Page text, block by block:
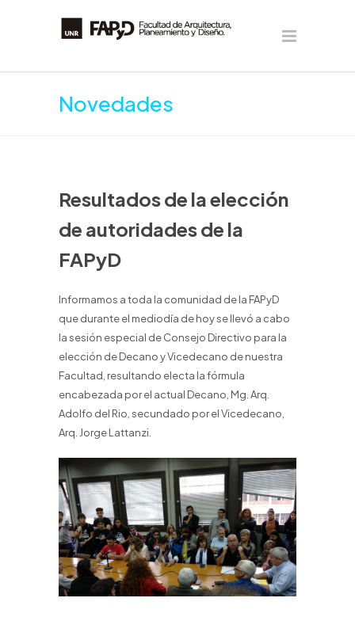
Novedades
Resultados de la elección
de autoridades de la
FAPyD
Informamos a toda la comunidad de la FAPyD
que durante el mediodía de hoy se llevó a cabo
la sesión especial de Consejo Directivo para la
elección de Decano y Vicedecano de nuestra
Facultad, resultando electa la fórmula
encabezada por el actual Decano, Mg. Arq.
Adolfo del Rio, secundado por el Vicedecano,
Arq. Jorge Lattanzi.